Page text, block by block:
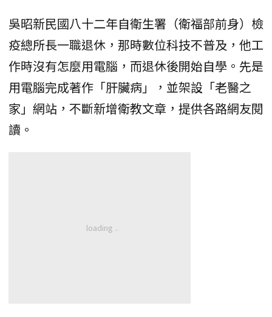
吳昭新民國八十二年自衛生署（衛福部前身）檢
疫總所長一職退休，那時數位科技不普及，他工
作時沒有怎麼用電腦，而退休後開始自學。先是
用電腦完成著作「肝臟病」，並架設「老醫之
家」網站，不斷新增衛教文章，提供各路網友閱
讀。